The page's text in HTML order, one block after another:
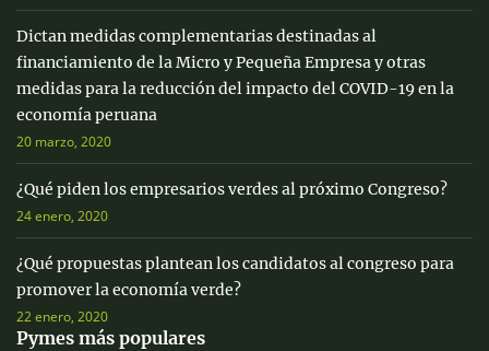
Dictan medidas complementarias destinadas al
financiamiento de la Micro y Pequeña Empresa y otras
medidas para la reducción del impacto del COVID-19 en la
economía peruana
20 marzo, 2020
¿Qué piden los empresarios verdes al próximo Congreso?
24 enero, 2020
¿Qué propuestas plantean los candidatos al congreso para
promover la economía verde?
22 enero, 2020
Pymes más populares